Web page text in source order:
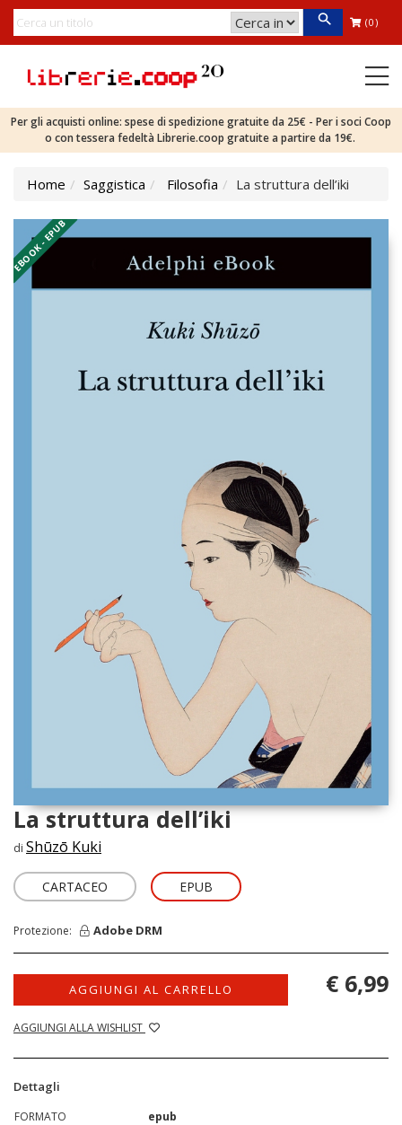
(0)
Per gli acquisti online: spese di spedizione gratuite da 25€ - Per i soci Coop
o con tessera fedeltà Librerie.coop gratuite a partire da 19€.
Home Saggistica Filosofia La struttura dell’iki
EBOOK - EPUB
La struttura dell’iki
di Shūzō Kuki
CARTACEO EPUB
Protezione: Adobe DRM
AGGIUNGI AL CARRELLO
AGGIUNGI ALLA WISHLIST
€ 6,99
Dettagli
FORMATO
epub